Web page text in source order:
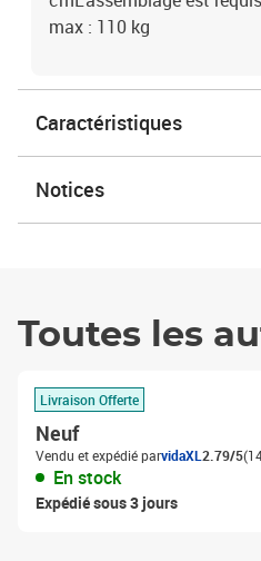
max : 110 kg
Caractéristiques
Notices
Toutes les
Livraison Offerte
Neuf
Vendu et expédié parvidaXL 2.79/5
En stock
Expédié sous 3 jours